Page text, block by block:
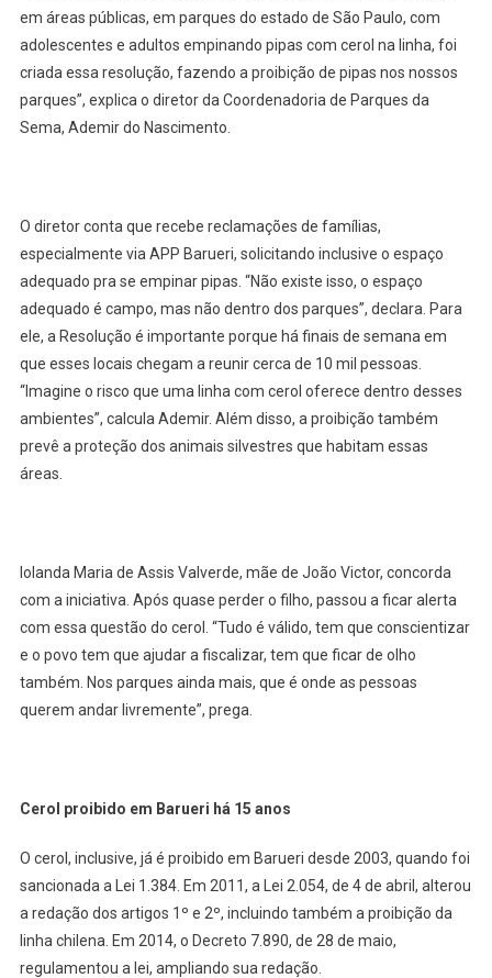
em áreas públicas, em parques do estado de São Paulo, com
adolescentes e adultos empinando pipas com cerol na linha, foi
criada essa resolução, fazendo a proibição de pipas nos nossos
parques”, explica o diretor da Coordenadoria de Parques da
Sema, Ademir do Nascimento.
O diretor conta que recebe reclamações de famílias,
especialmente via APP Barueri, solicitando inclusive o espaço
adequado pra se empinar pipas. “Não existe isso, o espaço
adequado é campo, mas não dentro dos parques”, declara. Para
ele, a Resolução é importante porque há finais de semana em
que esses locais chegam a reunir cerca de 10 mil pessoas.
“Imagine o risco que uma linha com cerol oferece dentro desses
ambientes”, calcula Ademir. Além disso, a proibição também
prevê a proteção dos animais silvestres que habitam essas
áreas.
Iolanda Maria de Assis Valverde, mãe de João Victor, concorda
com a iniciativa. Após quase perder o filho, passou a ficar alerta
com essa questão do cerol. “Tudo é válido, tem que conscientizar
e o povo tem que ajudar a fiscalizar, tem que ficar de olho
também. Nos parques ainda mais, que é onde as pessoas
querem andar livremente”, prega.
Cerol proibido em Barueri há 15 anos
O cerol, inclusive, já é proibido em Barueri desde 2003, quando foi
sancionada a Lei 1.384. Em 2011, a Lei 2.054, de 4 de abril, alterou
a redação dos artigos 1º e 2º, incluindo também a proibição da
linha chilena. Em 2014, o Decreto 7.890, de 28 de maio,
regulamentou a lei, ampliando sua redação.